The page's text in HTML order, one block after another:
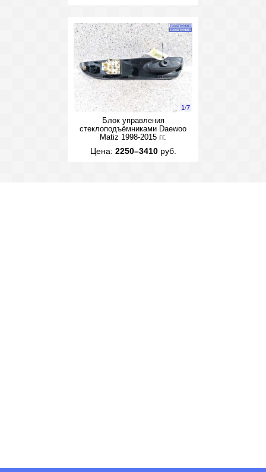
1/7
Блок управления
стеклоподъёмниками Daewoo
Matiz 1998-2015 гг.
Цена: 2250–3410руб.